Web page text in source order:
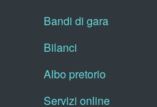
Bandi di gara
Bilanci
Albo pretorio
Servizi online